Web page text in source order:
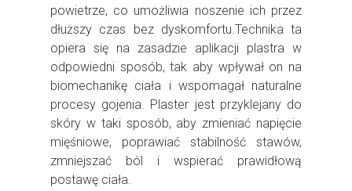
powietrze, co umożliwia noszenie ich przez
dłuższy czas bez dyskomfortu.Technika ta
opiera się na zasadzie aplikacji plastra w
odpowiedni sposób, tak aby wpływał on na
biomechanikę ciała i wspomagał naturalne
procesy gojenia. Plaster jest przyklejany do
skóry w taki sposób, aby zmieniać napięcie
mięśniowe, poprawiać stabilność stawów,
zmniejszać ból i wspierać prawidłową
postawę ciała.